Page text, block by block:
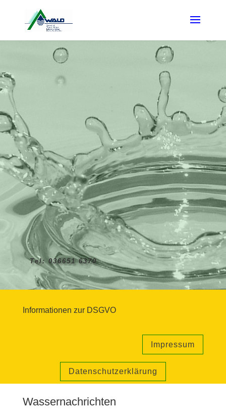
Tel: 036651 6370
Informationen zur DSGVO
Impressum
Datenschutzerklärung
Wassernachrichten